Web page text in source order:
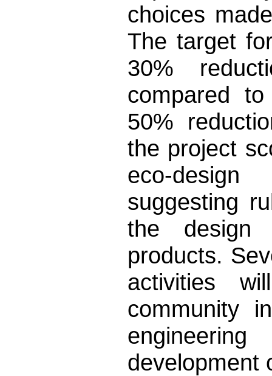
choices
The target
30%
compared
50%
the project
eco-design
suggesting
the design
products.
activities
community